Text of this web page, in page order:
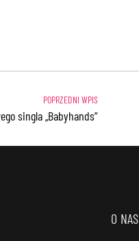
singla „Babyhands”
O NAS